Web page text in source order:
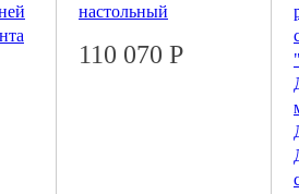
настольный
110 070 Р